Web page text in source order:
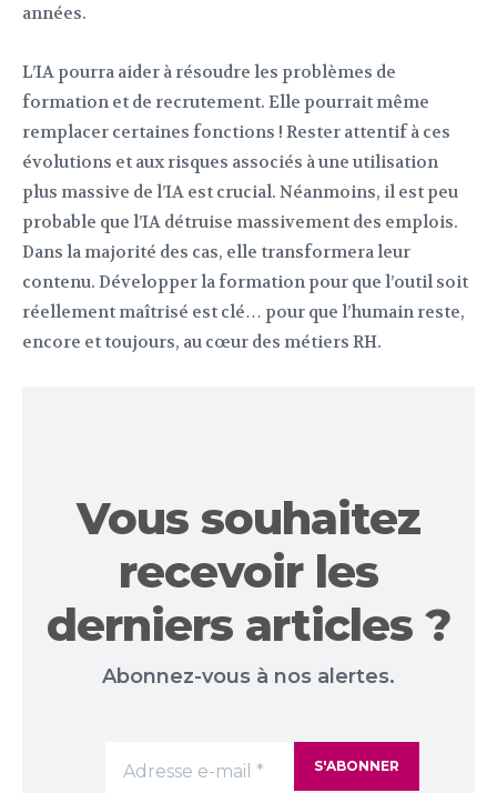
années.
L’IA pourra aider à résoudre les problèmes de
formation et de recrutement. Elle pourrait même
remplacer certaines fonctions ! Rester attentif à ces
évolutions et aux risques associés à une utilisation
plus massive de l’IA est crucial. Néanmoins, il est peu
probable que l’IA détruise massivement des emplois.
Dans la majorité des cas, elle transformera leur
contenu. Développer la formation pour que l’outil soit
réellement maîtrisé est clé… pour que l’humain reste,
encore et toujours, au cœur des métiers RH.
Vous souhaitez
recevoir les
derniers articles ?
Abonnez-vous à nos alertes.